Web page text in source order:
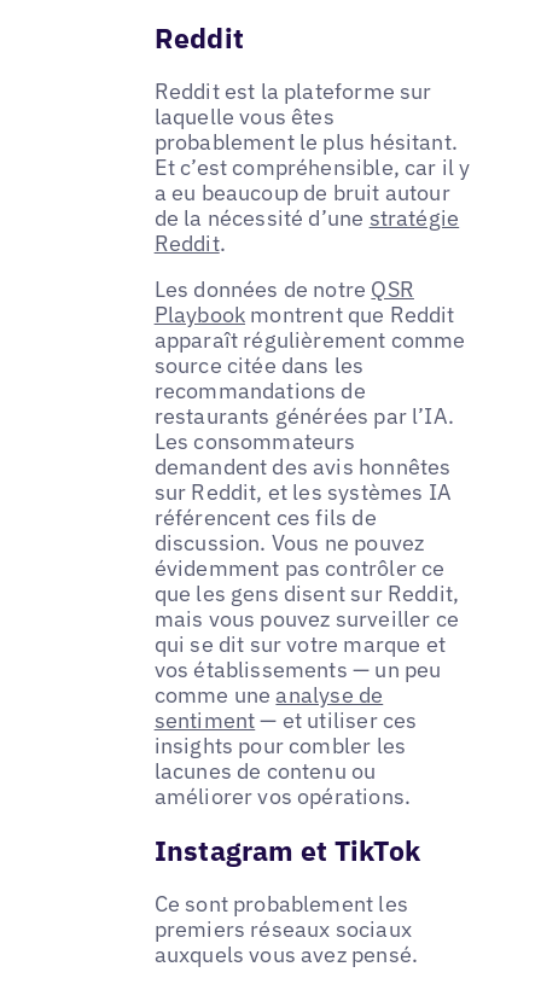
Reddit
Reddit est la plateforme sur
laquelle vous êtes
probablement le plus hésitant.
Et c’est compréhensible, car il y
a eu beaucoup de bruit autour
de la nécessité d’une stratégie
Reddit.
Les données de notre QSR
Playbook montrent que Reddit
apparaît régulièrement comme
source citée dans les
recommandations de
restaurants générées par l’IA.
Les consommateurs
demandent des avis honnêtes
sur Reddit, et les systèmes IA
référencent ces fils de
discussion. Vous ne pouvez
évidemment pas contrôler ce
que les gens disent sur Reddit,
mais vous pouvez surveiller ce
qui se dit sur votre marque et
vos établissements — un peu
comme uneanalyse de
sentiment— et utiliser ces
insights pour combler les
lacunes de contenu ou
améliorer vos opérations.
Instagram et TikTok
Ce sont probablement les
premiers réseaux sociaux
auxquels vous avez pensé.